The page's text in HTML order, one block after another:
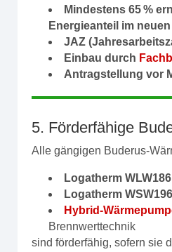
Mindestens 65 %
Energieanteil im
JAZ
Einbau durch
Antragstellung vor
5. Förderfähige
Alle gängigen Buderus-
Logatherm
Logatherm
Hybrid-
Brennwerttechnik
sind förderfähig, sofern sie